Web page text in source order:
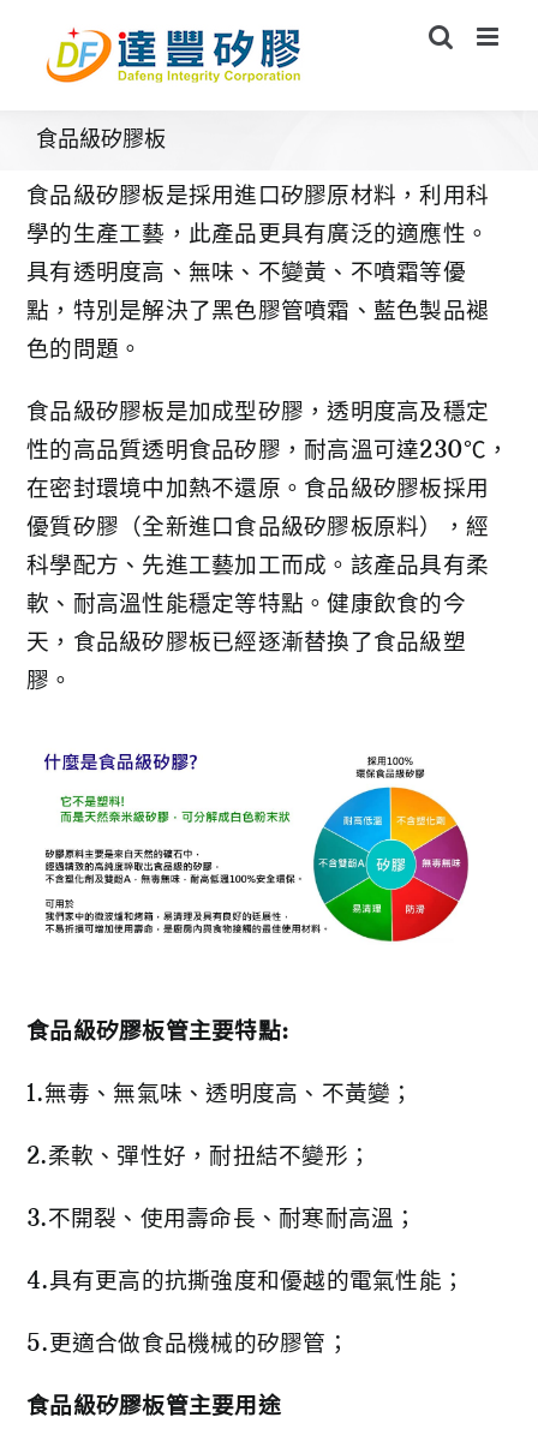
content
食品級矽膠板
食品級矽膠板是採用進口矽膠原材料，利用科
學的生產工藝，此產品更具有廣泛的適應性。
具有透明度高、無味、不變黃、不噴霜等優
點，特別是解決了黑色膠管噴霜、藍色製品褪
色的問題。
食品級矽膠板是加成型矽膠，透明度高及穩定
性的高品質透明食品矽膠，耐高溫可達230℃，
在密封環境中加熱不還原。食品級矽膠板採用
優質矽膠（全新進口食品級矽膠板原料），經
科學配方、先進工藝加工而成。該產品具有柔
軟、耐高溫性能穩定等特點。健康飲食的今
天，食品級矽膠板已經逐漸替換了食品級塑
膠。
食品級矽膠板管主要特點:
1.無毒、無氣味、透明度高、不黃變；
2.柔軟、彈性好，耐扭結不變形；
3.不開裂、使用壽命長、耐寒耐高溫；
4.具有更高的抗撕強度和優越的電氣性能；
5.更適合做食品機械的矽膠管；
食品級矽膠板管主要用途